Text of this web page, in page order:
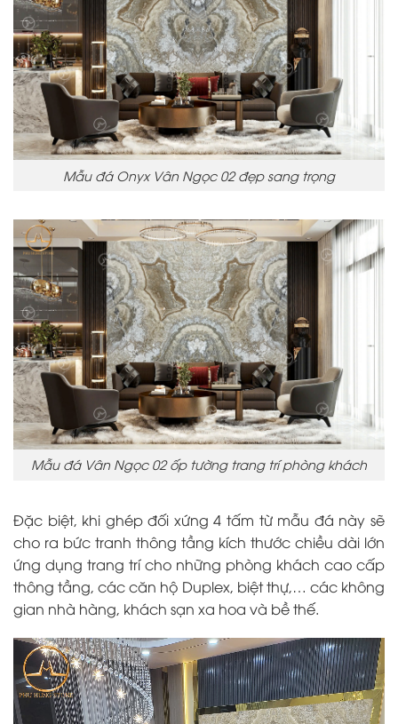
Mẫu đá Onyx Vân Ngọc 02 đẹp sang trọng
Mẫu đá Vân Ngọc 02 ốp tường trang trí phòng khách
Đặc biệt, khi ghép đối xứng 4 tấm từ mẫu đá này sẽ
cho ra bức tranh thông tầng kích thước chiều dài lớn
ứng dụng trang trí cho những phòng khách cao cấp
thông tầng, các căn hộ Duplex, biệt thự,… các không
gian nhà hàng, khách sạn xa hoa và bề thế.